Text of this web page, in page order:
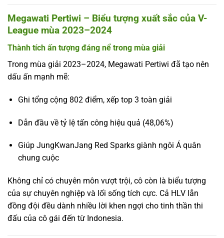
Megawati Pertiwi – Biểu tượng xuất sắc của V-
League mùa 2023–2024
Thành tích ấn tượng đáng nể trong mùa giải
Trong mùa giải 2023–2024, Megawati Pertiwi đã tạo nên
dấu ấn mạnh mẽ:
Ghi tổng cộng 802 điểm, xếp top 3 toàn giải
Dẫn đầu về tỷ lệ tấn công hiệu quả (48,06%)
Giúp JungKwanJang Red Sparks giành ngôi Á quân
chung cuộc
Không chỉ có chuyên môn vượt trội, cô còn là biểu tượng
của sự chuyên nghiệp và lối sống tích cực. Cả HLV lẫn
đồng đội đều dành nhiều lời khen ngợi cho tinh thần thi
đấu của cô gái đến từ Indonesia.